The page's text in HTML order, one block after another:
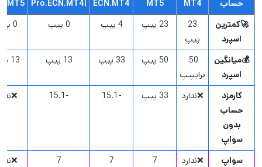
حساب
MT4
MT5
ECN.MT4
|Pro.ECN.MT4
🚀کمترین
اسپرد
23
پیپ
23 پیپ 4 پیپ 0 پیپ 0 پیپ
💰میانگین
اسپرد
برایپیپ
50 پیپ 33 پیپ 13 پیپ 13 پیپ
کارمزد
حساب
بدون
سواپ
❌ندارد 33 پیپ -15.1
-15.1
سواپ
❌ندارد 7
7
7